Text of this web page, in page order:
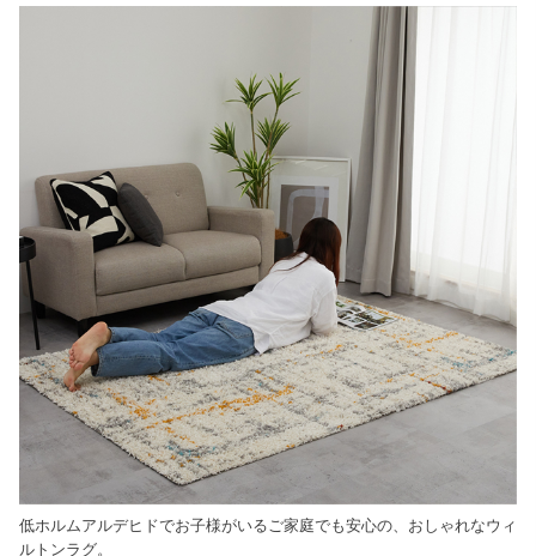
低ホルムアルデヒドでお子様がいるご家庭でも安心の、おしゃれなウィ
ルトンラグ。